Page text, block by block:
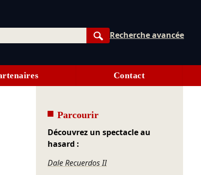
Rechercher
Recherche avancée
Contact
Parcourir
Découvrez un spectacle au
hasard :
Dale Recuerdos II